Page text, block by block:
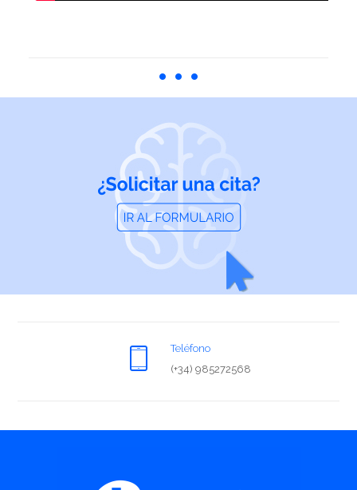
ASTROCITOMAS
OLIGODENDROGLIOMAS
Teléfono
(+34) 985272568